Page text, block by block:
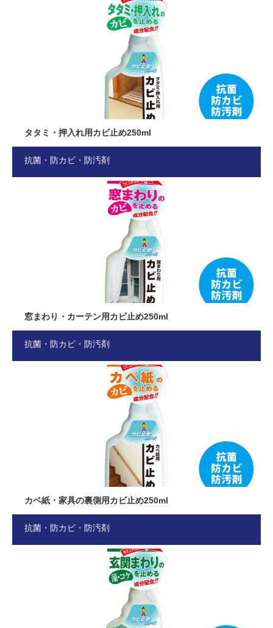
タタミ・押入れ用カビ止め250ml
抗菌・防カビ・防汚剤
窓まわり・カーテン用カビ止め250ml
抗菌・防カビ・防汚剤
カベ紙・家具の裏側用カビ止め250ml
抗菌・防カビ・防汚剤